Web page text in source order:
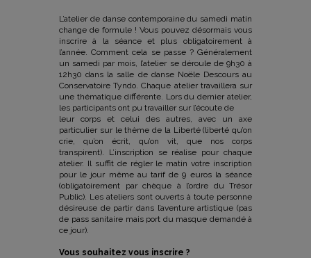
L’atelier de danse contemporaine du samedi matin
change de formule ! Vous pouvez désormais vous
inscrire à la séance et plus obligatoirement à
l’année. Comment cela se passe ? Généralement
un samedi par mois, l’atelier se déroule de 9h30 à
12h30 dans la salle de danse Noële Descours au
Conservatoire Tyndo. Chaque atelier travaillera sur
une thématique différente. Lors du dernier atelier,
les participants ont pu travailler sur l’écoute de
leur corps et celui des autres, avec un axe
particulier sur le thème de la Liberté (liberté qu’on
crie, qu’on écrit, qu’on vit, que nos corps
transpirent). L’inscription se réalise pour chaque
atelier. Il suffit de régler le matin votre inscription
pour le jour même au tarif de 9 euros la séance
(obligatoirement par chèque à l’ordre du Trésor
Public). Les ateliers sont ouverts à toute personne
désireuse de partir dans l’aventure artistique (pas
de pass sanitaire mais port du masque demandé à
ce jour).
Vous souhaitez vous inscrire ?